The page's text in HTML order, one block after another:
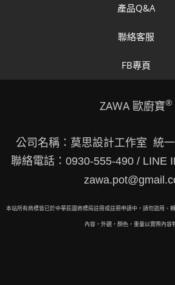
產品Q&A
聯絡客服
FB專頁
ZAWA 歐廚寶®
公司名稱：莫思設計工作室 統
聯絡電話：0930-555-490 / LINE
本站所有商標皆已於中華民國商標局註冊或註冊申請中，請勿盜用、
內容，外觀，顏色，重量以實際內容